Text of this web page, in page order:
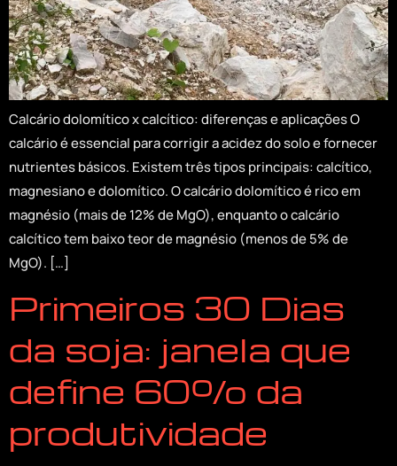
Calcário dolomítico x calcítico: diferenças e aplicações O
calcário é essencial para corrigir a acidez do solo e fornecer
nutrientes básicos. Existem três tipos principais: calcítico,
magnesiano e dolomítico. O calcário dolomítico é rico em
magnésio (mais de 12% de MgO), enquanto o calcário
calcítico tem baixo teor de magnésio (menos de 5% de
MgO). […]
Primeiros 30 Dias
da soja: janela que
define 60% da
produtividade